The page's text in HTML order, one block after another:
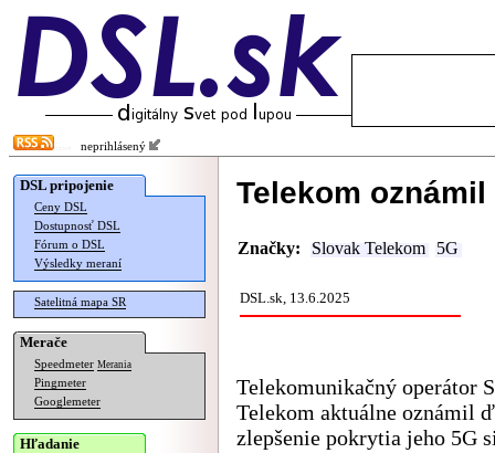
neprihlásený
DSL pripojenie
Ceny DSL
Dostupnosť DSL
Fórum o DSL
Výsledky meraní
Satelitná mapa SR
Merače
Speedmeter Merania
Pingmeter
Googlemeter
Hľadanie
Telekom
Značky: Slovak Telekom 5G
DSL.sk, 13.6.2025
Telekomunikačný operátor
Telekom aktuálne oznámil
zlepšenie pokrytia jeho 5G